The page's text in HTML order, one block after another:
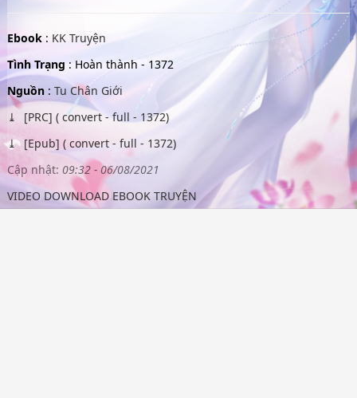
Ebook : KK Truyện
Tình Trạng : Hoàn thành - 1372
Nguồn: Tu Chân Giới
[PRC] ( convert - full - 1372)
[Epub] ( convert - full - 1372)
Cập nhật: 09:32 - 06/08/2021
VIDEO DOWNLOAD EBOOK TRUYỆN